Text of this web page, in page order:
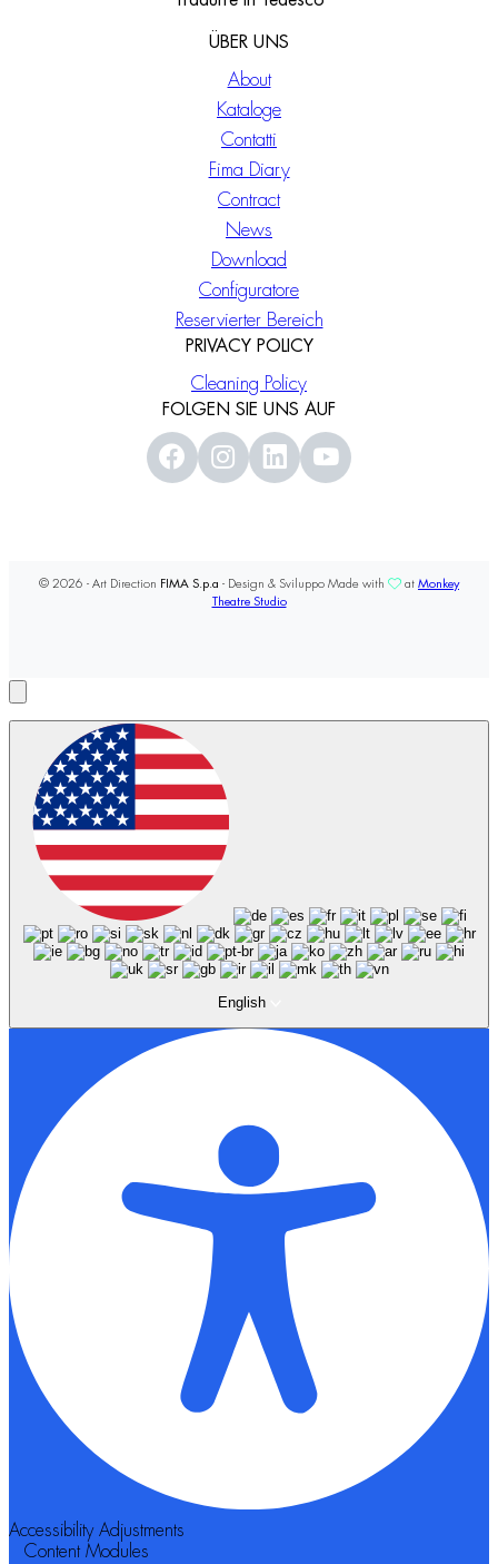
ÜBER UNS
About
Kataloge
Contatti
Fima Diary
Contract
News
Download
Configuratore
Reservierter Bereich
PRIVACY POLICY
Cleaning Policy
FOLGEN SIE UNS AUF
© 2026 - Art Direction FIMA S.p.a - Design & Sviluppo Made with at Monkey
Theatre Studio
English
Accessibility Adjustments
Content Modules